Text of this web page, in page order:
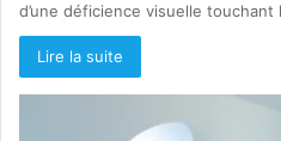
d’une déficience visuelle
Lire la suite